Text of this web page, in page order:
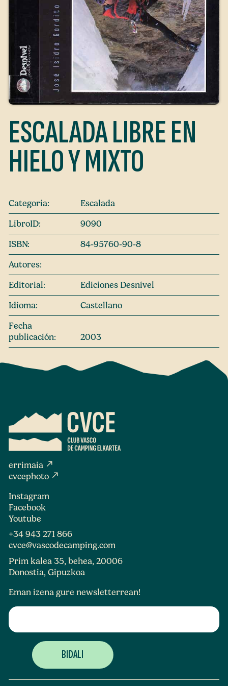
ESCALADA LIBRE EN
HIELO Y MIXTO
Categoría:
Escalada
LibroID:
9090
ISBN:
84-95760-90-8
Autores:
Editorial:
Ediciones Desnivel
Idioma:
Castellano
Fecha
publicación:
2003
errimaia north_east
cvcephoto north_east
Instagram
Facebook
Youtube
+34 943 271 866
cvce@vascodecamping.com
Prim kalea 35, behea, 20006
Donostia, Gipuzkoa
Eman izena gure newsletterrean!